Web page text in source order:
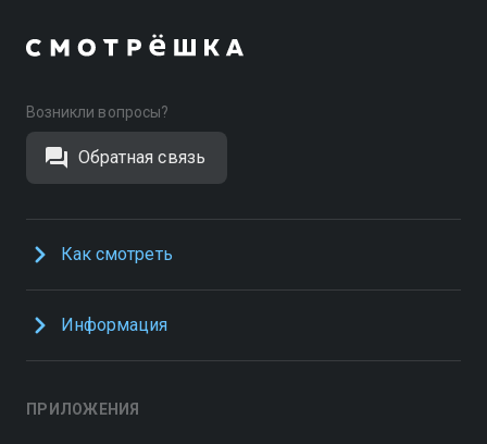
Возникли вопросы?
Обратная связь
Как смотреть
Информация
ПРИЛОЖЕНИЯ